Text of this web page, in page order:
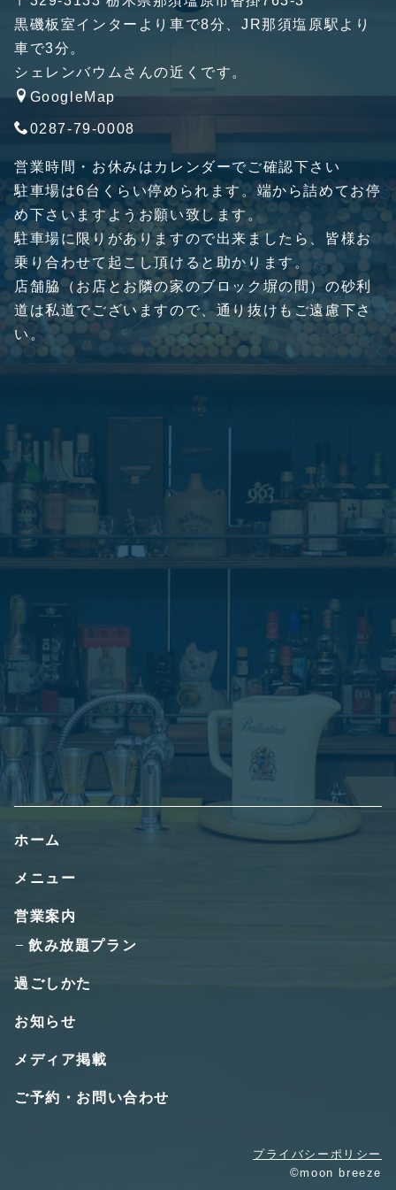
黒磯板室インターより車で8分、JR那須塩原駅より
車で3分。
シェレンバウムさんの近くです。
GoogleMap
0287-79-0008
営業時間・お休みはカレンダーでご確認下さい
駐車場は6台くらい停められます。端から詰めてお停
め下さいますようお願い致します。
駐車場に限りがありますので出来ましたら、皆様お
乗り合わせて起こし頂けると助かります。
店舗脇（お店とお隣の家のブロック塀の間）の砂利
道は私道でございますので、通り抜けもご遠慮下さ
い。
ホーム
メニュー
営業案内
飲み放題プラン
過ごしかた
お知らせ
メディア掲載
ご予約・お問い合わせ
プライバシーポリシー
©moon breeze